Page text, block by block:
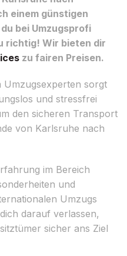
einem günstigen
bei Umzugsprofi
richtig! Wir bieten dir
zu fairen Preisen.
sorgt
und stressfrei
den sicheren Transport
von Karlsruhe nach
im Bereich
und
Umzugs
darauf verlassen,
sicher ans Ziel